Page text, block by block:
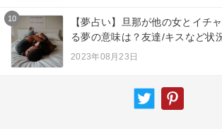
10
【夢占い】旦那が他の女とイチ
る夢の意味は？友達/キスなど状
2023年08月23日